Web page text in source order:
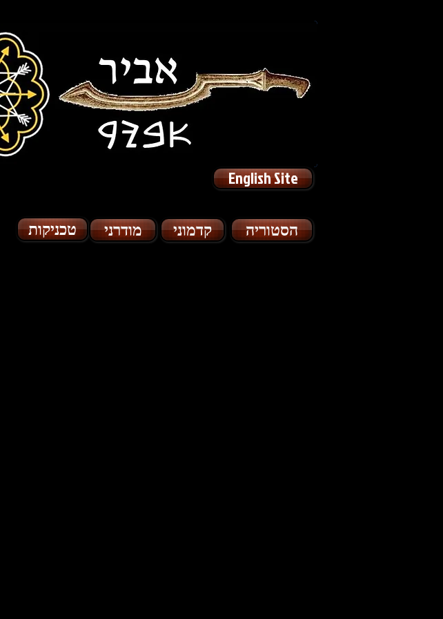
English Site
טכניקות מודרני קדמוני הסטוריה